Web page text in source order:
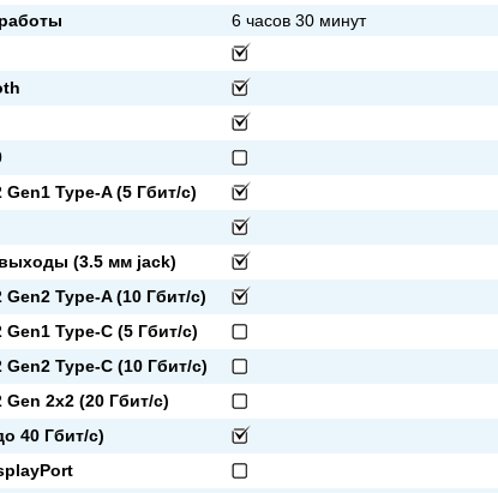
6 часов 30 минут
Gen1 Type-A (5 Гбит/с)
(3.5 мм jack)
Gen2 Type-A (10 Гбит/с)
Gen1 Type-C (5 Гбит/с)
Gen2 Type-C (10 Гбит/с)
Gen 2x2 (20 Гбит/с)
40 Гбит/с)